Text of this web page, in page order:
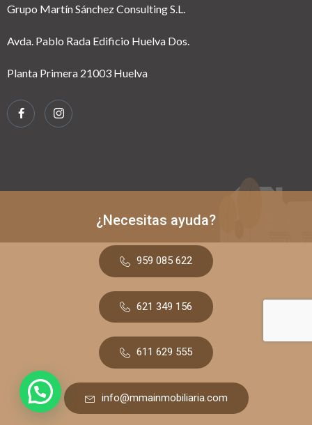
Grupo Martín Sánchez Consulting S.L.
Avda. Pablo Rada Edificio Huelva Dos.
Planta Primera 21003 Huelva
¿Necesitas ayuda?
959 085 622
621 349 156
611 629 555
info@mmainmobiliaria.com